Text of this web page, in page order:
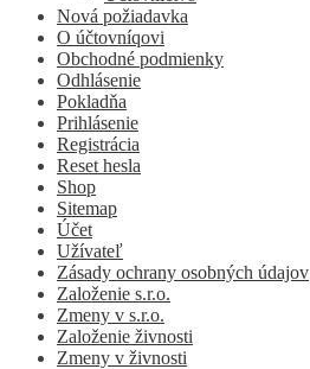
Nová požiadavka
O účtovníqovi
Obchodné podmienky
Odhlásenie
Pokladňa
Prihlásenie
Registrácia
Reset hesla
Shop
Sitemap
Účet
Užívateľ
Zásady ochrany osobných údajov
Založenie s.r.o.
Zmeny v s.r.o.
Založenie živnosti
Zmeny v živnosti